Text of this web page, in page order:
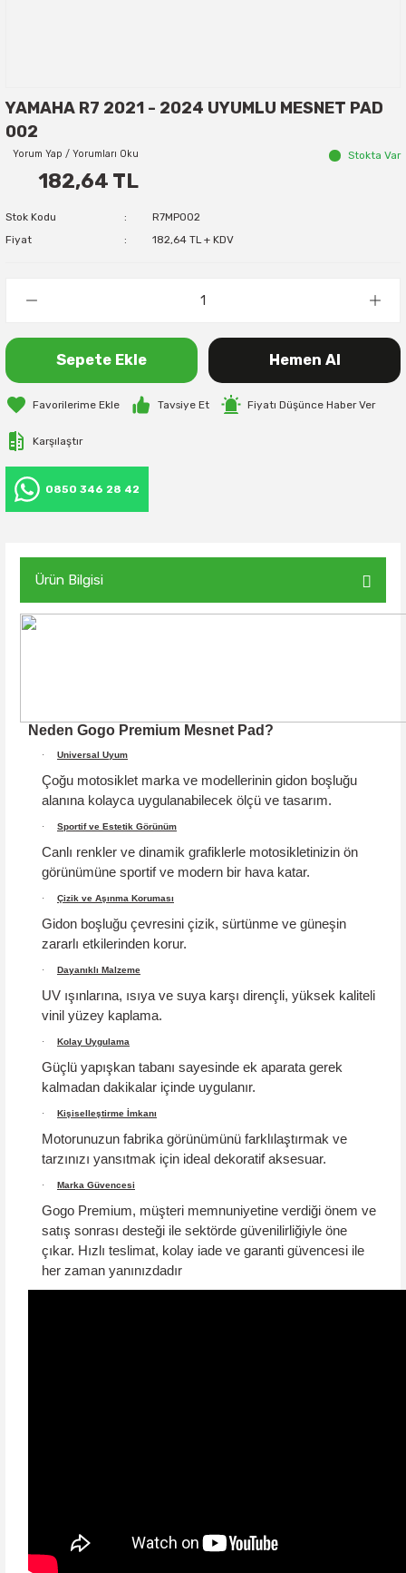
YAMAHA R7 2021 - 2024 UYUMLU MESNET PAD
002
Yorum Yap / Yorumları Oku Stokta Var
182,64 TL
Stok Kodu
R7MP002
Fiyat
182,64 TL + KDV
Sepete Ekle Hemen Al
Tavsiye Et Fiyatı Düşünce Haber Ver
Karşılaştır
0850 346 28 42
Ürün Bilgisi
Neden Gogo Premium Mesnet Pad?
· Universal Uyum
Çoğu motosiklet marka ve modellerinin gidon boşluğu
alanına kolayca uygulanabilecek ölçü ve tasarım.
· Sportif ve Estetik Görünüm
Canlı renkler ve dinamik grafiklerle motosikletinizin ön
görünümüne sportif ve modern bir hava katar.
· Çizik ve Aşınma Koruması
Gidon boşluğu çevresini çizik, sürtünme ve güneşin
zararlı etkilerinden korur.
· Dayanıklı Malzeme
UV ışınlarına, ısıya ve suya karşı dirençli, yüksek kaliteli
vinil yüzey kaplama.
· Kolay Uygulama
Güçlü yapışkan tabanı sayesinde ek aparata gerek
kalmadan dakikalar içinde uygulanır.
· Kişiselleştirme İmkanı
Motorunuzun fabrika görünümünü farklılaştırmak ve
tarzınızı yansıtmak için ideal dekoratif aksesuar.
· Marka Güvencesi
Gogo Premium, müşteri memnuniyetine verdiği önem ve
satış sonrası desteği ile sektörde güvenilirliğiyle öne
çıkar. Hızlı teslimat, kolay iade ve garanti güvencesi ile
her zaman yanınızdadır